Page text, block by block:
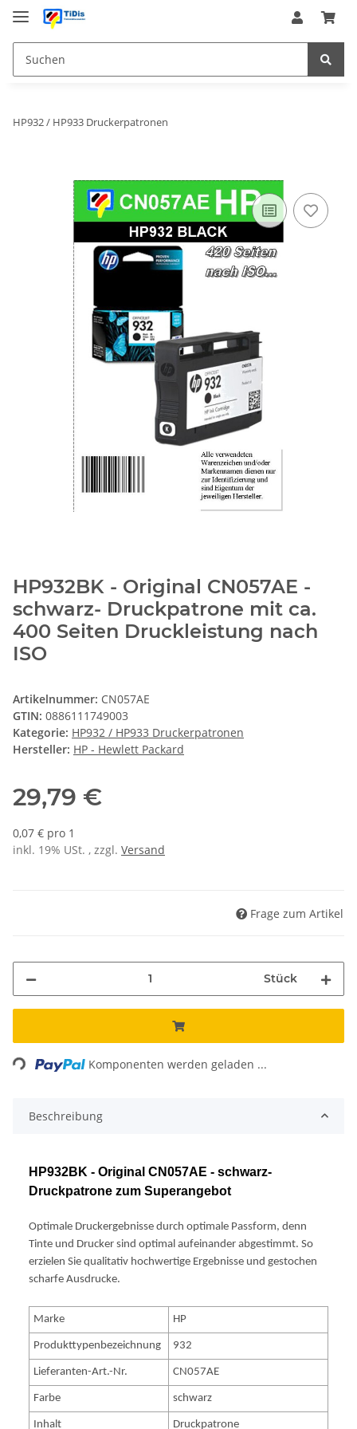
HP932 / HP933 Druckerpatronen
HP932BK - Original CN057AE -
schwarz- Druckpatrone mit ca.
400 Seiten Druckleistung nach
ISO
Artikelnummer: CN057AE
GTIN: 0886111749003
Kategorie: HP932 / HP933 Druckerpatronen
Hersteller: HP - Hewlett Packard
29,79 €
0,07 € pro 1
inkl. 19% USt. , zzgl. Versand
Frage zum Artikel
Stück
Komponenten werden geladen ...
Beschreibung
HP932BK - Original CN057AE - schwarz-
Druckpatrone zum Superangebot
Optimale Druckergebnisse durch optimale Passform, denn
Tinte und Drucker sind optimal aufeinander abgestimmt. So
erzielen Sie qualitativ hochwertige Ergebnisse und gestochen
scharfe Ausdrucke.
Marke HP
Produkttypenbezeichnung 932
Lieferanten-Art.-Nr. CN057AE
Farbe schwarz
Inhalt Druckpatrone